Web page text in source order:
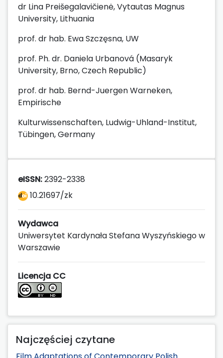
dr Lina Preišegalavičienė, Vytautas Magnus
University, Lithuania
prof. dr hab. Ewa Szczęsna, UW
prof. Ph. dr. Daniela Urbanová (Masaryk
University, Brno, Czech Republic)
prof. dr hab. Bernd-Juergen Warneken,
Empirische
Kulturwissenschaften, Ludwig-Uhland-Institut,
Tübingen, Germany
eISSN:2392-2338
10.21697/zk
Wydawca
Uniwersytet Kardynała Stefana Wyszyńskiego w
Warszawie
Licencja CC
Najczęściej czytane